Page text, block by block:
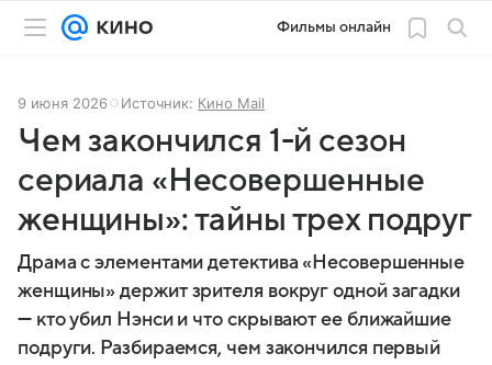
Фильмы онлайн
9 июня 2026 Источник: Кино Mail
Чем закончился 1-й сезон
сериала «Несовершенные
женщины»: тайны трех подруг
Драма с элементами детектива «Несовершенные
женщины» держит зрителя вокруг одной загадки
— кто убил Нэнси и что скрывают ее ближайшие
подруги. Разбираемся, чем закончился первый